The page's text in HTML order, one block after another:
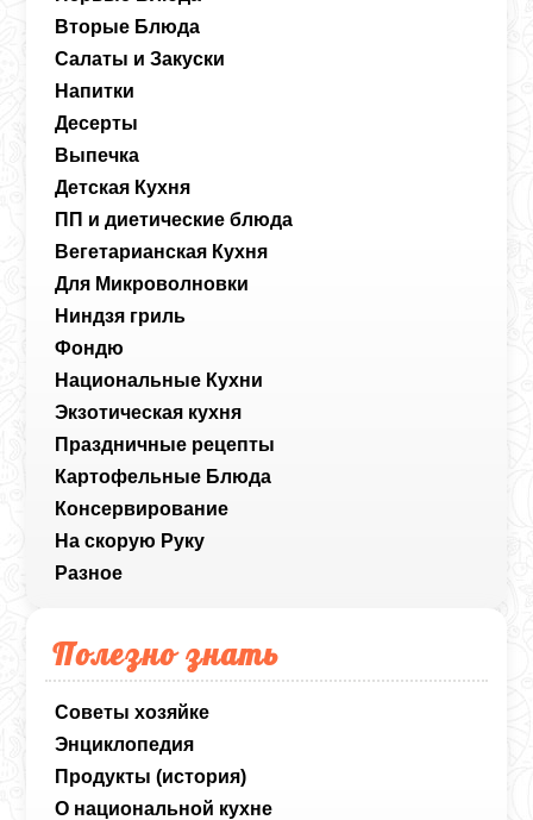
Вторые Блюда
Салаты и Закуски
Напитки
Десерты
Выпечка
Детская Кухня
ПП и диетические блюда
Вегетарианская Кухня
Для Микроволновки
Ниндзя гриль
Фондю
Национальные Кухни
Экзотическая кухня
Праздничные рецепты
Картофельные Блюда
Консервирование
На скорую Руку
Разное
Полезно знать
Советы хозяйке
Энциклопедия
Продукты (история)
О национальной кухне